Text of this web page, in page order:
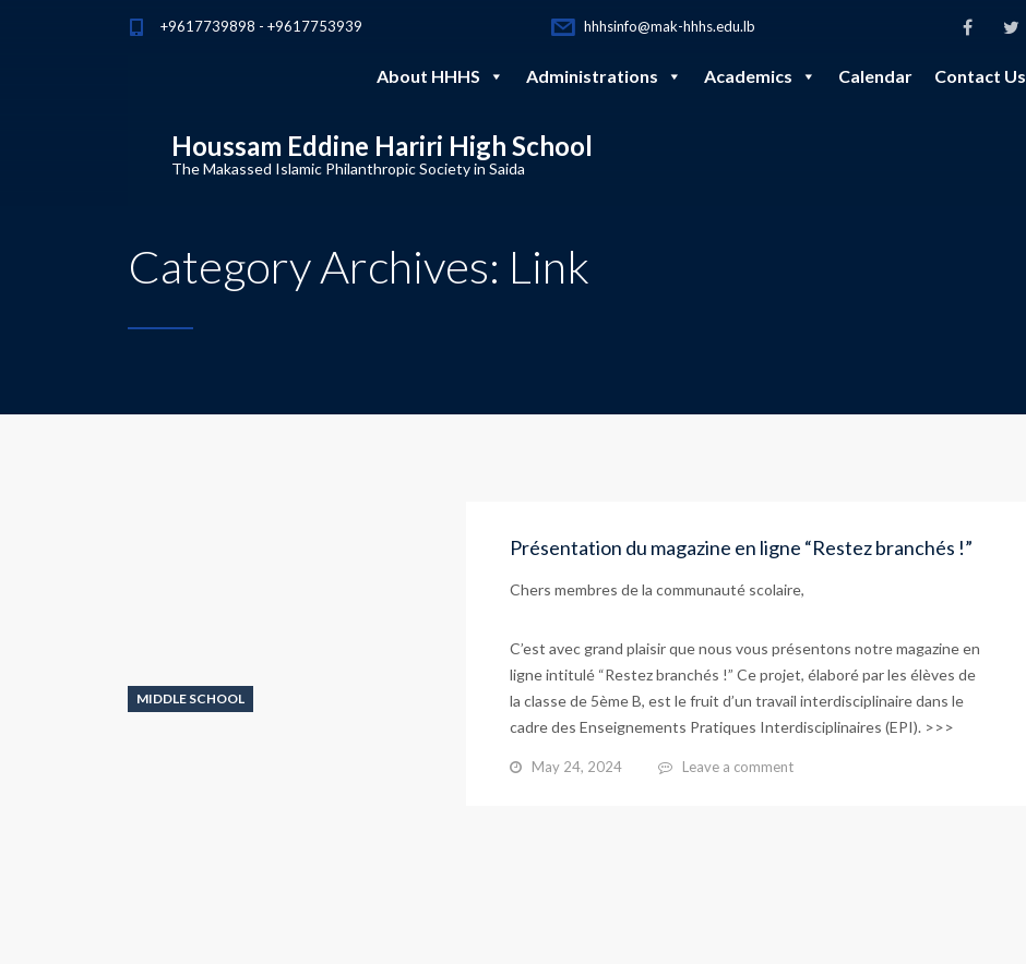
+9617739898 - +9617753939 hhhsinfo@mak-hhhs.edu.lb
About HHHS Administrations Academics Calendar Contact Us
Houssam Eddine Hariri High School
The Makassed Islamic Philanthropic Society in Saida
Category Archives: Link
MIDDLE SCHOOL
Présentation du magazine en ligne “Restez branchés !”
Chers membres de la communauté scolaire,
C’est avec grand plaisir que nous vous présentons notre magazine en
ligne intitulé “Restez branchés !” Ce projet, élaboré par les élèves de
la classe de 5ème B, est le fruit d’un travail interdisciplinaire dans le
cadre des Enseignements Pratiques Interdisciplinaires (EPI). >>>
May 24, 2024 Leave a comment